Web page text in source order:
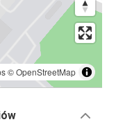
©OpenStreetMap